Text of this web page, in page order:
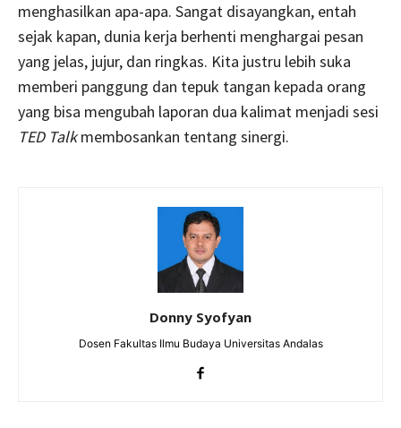
menghasilkan apa-apa. Sangat disayangkan, entah
sejak kapan, dunia kerja berhenti menghargai pesan
yang jelas, jujur, dan ringkas. Kita justru lebih suka
memberi panggung dan tepuk tangan kepada orang
yang bisa mengubah laporan dua kalimat menjadi sesi
TED Talkmembosankan tentang sinergi.
Donny Syofyan
Dosen Fakultas Ilmu Budaya Universitas Andalas